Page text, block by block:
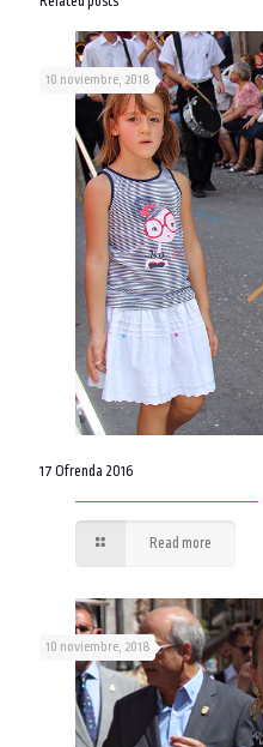
10 noviembre, 2018
17 Ofrenda 2016
Read more
10 noviembre, 2018